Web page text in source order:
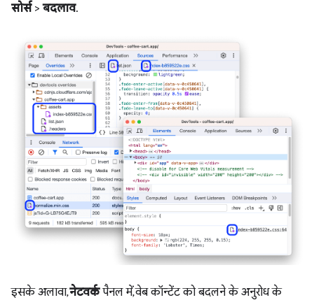
सोर्स>बदलाव.
इसके अलावा,नेटवर्कपैनल में, वेब कॉन्टेंट को बदलने के अनुरोध के